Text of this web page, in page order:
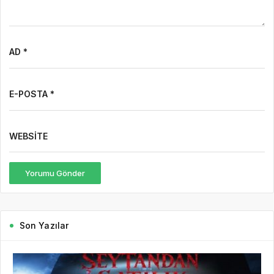
AD *
E-POSTA *
WEBSITE
Yorumu Gönder
Son Yazılar